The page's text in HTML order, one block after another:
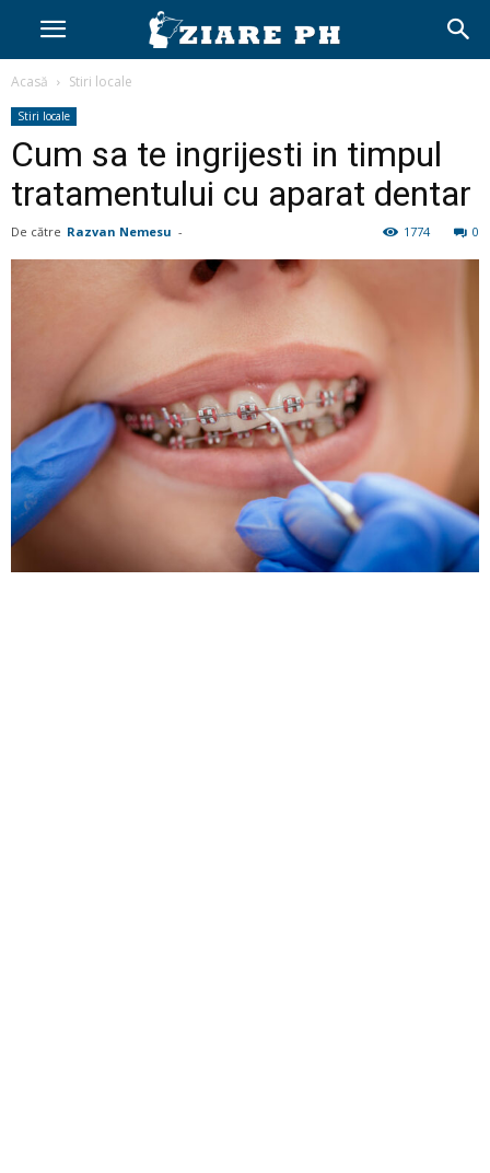
Acasă Stiri locale
Stiri locale
Cum sa te ingrijesti in timpul
tratamentului cu aparat dentar
De către Razvan Nemesu - 0
1774